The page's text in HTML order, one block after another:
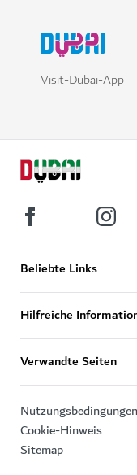
Visit-Dubai-App
Beliebte Links
Hilfreiche
Verwandte Seiten
Nutzungsbedingungen
Cookie-Hinweis
Sitemap